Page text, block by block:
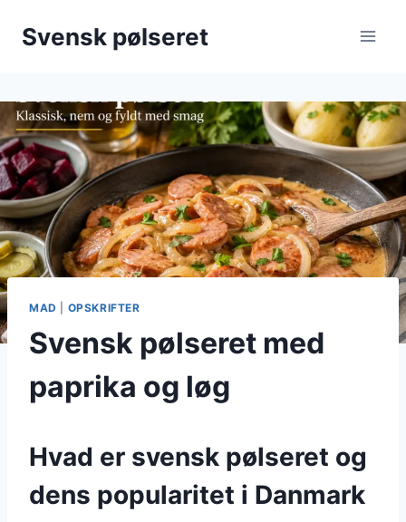
Svensk pølseret
MAD OPSKRIFTER
Svensk pølseret med
paprika og løg
Hvad er svensk pølseret og
dens popularitet i Danmark